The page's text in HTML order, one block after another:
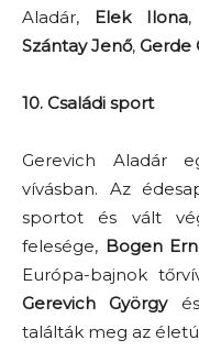
Aladár, Elek Ilona,
Szántay Jenő, Gerde
10. Családi sport
Gerevich Aladár
vívásban. Az
sportot és vált
felesége, Bogen
Európa-bajnok
Gerevich György
találták meg az